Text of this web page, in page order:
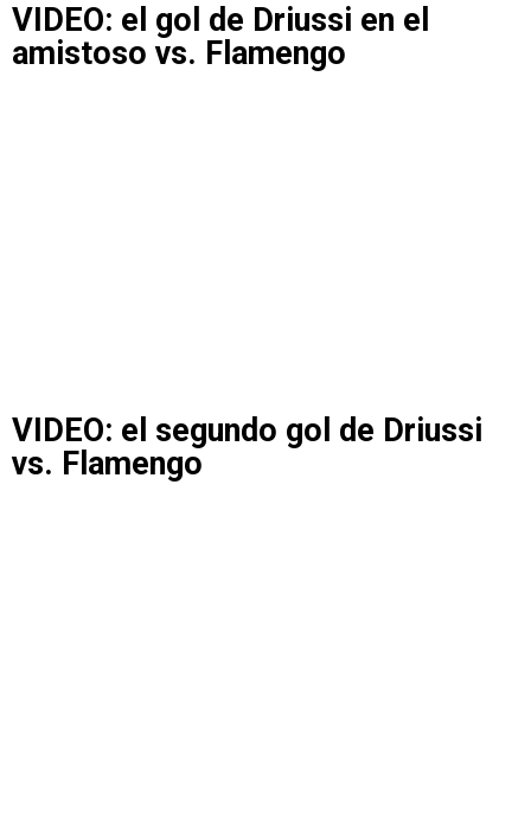
VIDEO: el gol de Driussi en el
amistoso vs. Flamengo
VIDEO: el segundo gol de Driussi
vs. Flamengo